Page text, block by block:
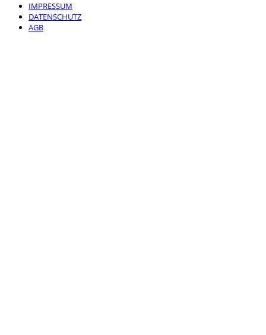
IMPRESSUM
DATENSCHUTZ
AGB